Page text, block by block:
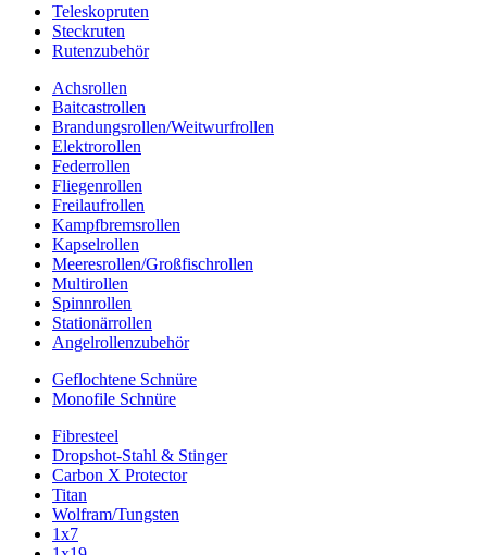
Teleskopruten
Steckruten
Rutenzubehör
Achsrollen
Baitcastrollen
Brandungsrollen/Weitwurfrollen
Elektrorollen
Federrollen
Fliegenrollen
Freilaufrollen
Kampfbremsrollen
Kapselrollen
Meeresrollen/Großfischrollen
Multirollen
Spinnrollen
Stationärrollen
Angelrollenzubehör
Geflochtene Schnüre
Monofile Schnüre
Fibresteel
Dropshot-Stahl & Stinger
Carbon X Protector
Titan
Wolfram/Tungsten
1x7